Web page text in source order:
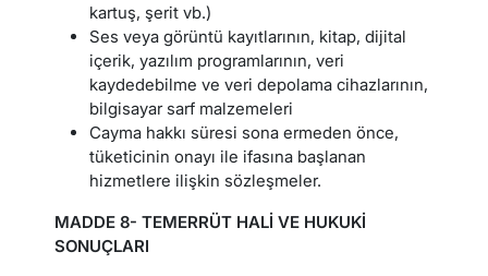
kartuş, şerit vb.)
Ses veya görüntü kayıtlarının, kitap, dijital
içerik, yazılım programlarının, veri
kaydedebilme ve veri depolama cihazlarının,
bilgisayar sarf malzemeleri
Cayma hakkı süresi sona ermeden önce,
tüketicinin onayı ile ifasına başlanan
hizmetlere ilişkin sözleşmeler.
MADDE 8- TEMERRÜT HALİ VE HUKUKİ
SONUÇLARI